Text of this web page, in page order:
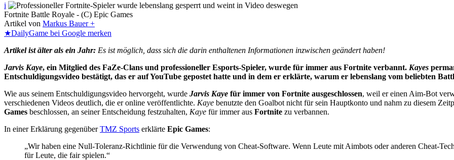
i
Fortnite Battle Royale - (C) Epic Games
Artikel von Markus Bauer +
★DailyGame bei Google merken
Artikel ist älter als ein Jahr: Es ist möglich, dass sich die darin enthaltenen Informationen inzwischen geändert haben!
Jarvis Kaye, ein Mitglied des FaZe-Clans und professioneller Esports-Spieler, wurde für immer aus Fortnite verbannt. Kayes
Entschuldigungsvideo bestätigt, das er auf YouTube gepostet hatte und in dem er erklärte, warum er lebenslang vom beliebten
Wie aus seinem Entschuldigungsvideo hervorgeht, wurde Jarvis Kaye für immer von Fortnite ausgeschlossen, weil er einen Aim-Bot
verschiedenen Videos deutlich, die er online veröffentlichte. Kaye benutzte den Goalbot nicht für sein Hauptkonto und nahm zu diesem
Games beschlossen, an seiner Entscheidung festzuhalten, Kaye für immer aus Fortnite zu verbannen.
In einer Erklärung gegenüberTMZ Sports erklärte Epic Games:
„Wir haben eine Null-Toleranz-Richtlinie für die Verwendung von Cheat-Software. Wenn Leute mit Aimbots oder anderen Cheat-
für Leute, die fair spielen.“